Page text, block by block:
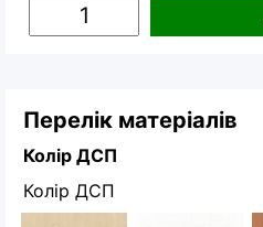
Перелік матеріалів
Колір ДСП
Колір ДСП